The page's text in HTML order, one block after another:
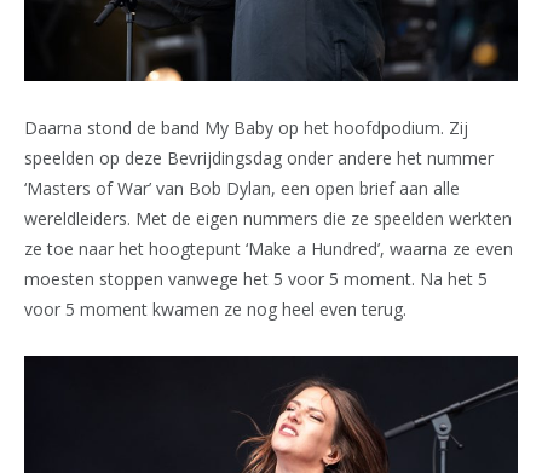
Daarna stond de band My Baby op het hoofdpodium. Zij
speelden op deze Bevrijdingsdag onder andere het nummer
‘Masters of War’ van Bob Dylan, een open brief aan alle
wereldleiders. Met de eigen nummers die ze speelden werkten
ze toe naar het hoogtepunt ‘Make a Hundred’, waarna ze even
moesten stoppen vanwege het 5 voor 5 moment. Na het 5
voor 5 moment kwamen ze nog heel even terug.